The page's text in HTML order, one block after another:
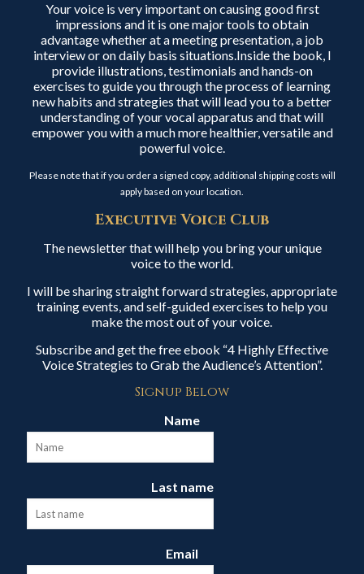
Your voice is very important on causing good first
impressions and it is one major tools to obtain
advantage whether at a meeting presentation, a job
interview or on daily basis situations.Inside the book, I
provide illustrations, testimonials and hands-on
exercises to guide you through the process of learning
new habits and strategies that will lead you to a better
understanding of your vocal apparatus and that will
empower you with a much more healthier, versatile and
powerful voice.
Please note that if you order a signed copy, additional shipping costs will
apply based on your location.
Executive Voice Club
The newsletter that will help you bring your unique
voice to the world.
I will be sharing straight forward strategies, appropriate
training events, and self-guided exercises to help you
make the most out of your voice.
Subscribe and get the free ebook “4 Highly Effective
Voice Strategies to Grab the Audience’s Attention”.
Signup Below
Name
Last name
Email